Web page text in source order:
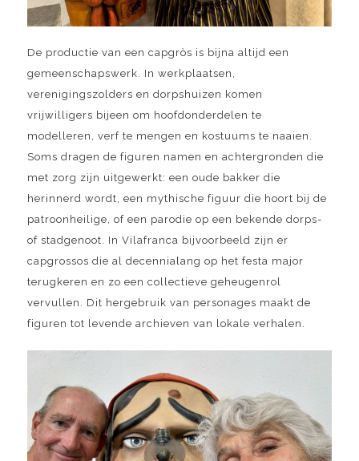
De productie van een capgròs is bijna altijd een
gemeenschapswerk. In werkplaatsen,
verenigingszolders en dorpshuizen komen
vrijwilligers bijeen om hoofdonderdelen te
modelleren, verf te mengen en kostuums te naaien.
Soms dragen de figuren namen en achtergronden die
met zorg zijn uitgewerkt: een oude bakker die
herinnerd wordt, een mythische figuur die hoort bij de
patroonheilige, of een parodie op een bekende dorps-
of stadgenoot. In Vilafranca bijvoorbeeld zijn er
capgrossos die al decennialang op het festa major
terugkeren en zo een collectieve geheugenrol
vervullen. Dit hergebruik van personages maakt de
figuren tot levende archieven van lokale verhalen.